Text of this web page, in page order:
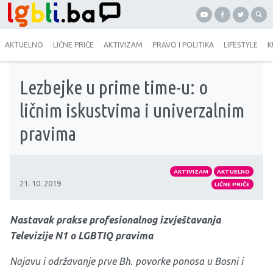
AKTUELNO LIČNE PRIČE AKTIVIZAM PRAVO I POLITIKA LIFESTYLE
Lezbejke u prime time-u: o
ličnim iskustvima i univerzalnim
pravima
21. 10. 2019
AKTIVIZAM
AKTUELNO
LIČNE PRIČE
Nastavak prakse profesionalnog izvještavanja
Televizije N1 o LGBTIQ pravima
Najavu i održavanje prve Bh. povorke ponosa u Bosni i